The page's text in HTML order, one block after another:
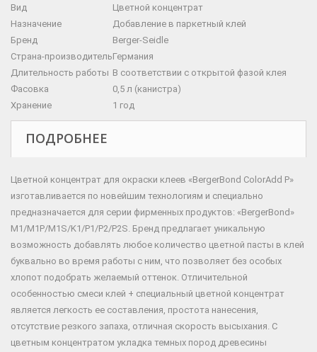
Вид
Цветной концентрат
Назначение
Добавление в паркетный клей
Бренд
Berger-Seidle
Страна-производительГермания
Длительность работы В соответствии с открытой фазой клея
Фасовка
0,5 л (канистра)
Хранение
1 год
ПОДРОБНЕЕ
Цветной концентрат для окраски клеев «BergerBond ColorAdd P»
изготавливается по новейшим технологиям и специально
предназначается для серии фирменных продуктов: «BergerBond»
M1/М1P/М1S/K1/P1/P2/P2S. Бренд предлагает уникальную
возможность добавлять любое количество цветной пасты в клей
буквально во время работы с ним, что позволяет без особых
хлопот подобрать желаемый оттенок. Отличительной
особенностью смеси клей + специальный цветной концентрат
является легкость ее составления, простота нанесения,
отсутствие резкого запаха, отличная скорость высыхания. С
цветным концентратом укладка темных пород древесины